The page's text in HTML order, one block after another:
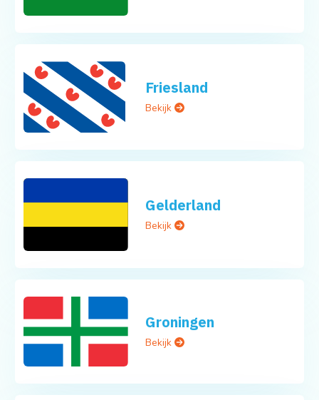
Friesland
Bekijk
Gelderland
Bekijk
Groningen
Bekijk